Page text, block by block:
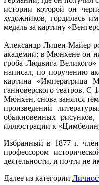
истории которой он
художников, гордилась
медаль за картину
Александр Лицен-Майер
академии; в Мюнхене он
гроба Людвига
написал, по поручению
картина «Императрица
ганноверского театров. С
Мюнхен, снова занялся
произведений
обыкновенных
иллюстрации к
Избранный в 1877 г.
профессором
деятельности, и почти не
Далее из категории